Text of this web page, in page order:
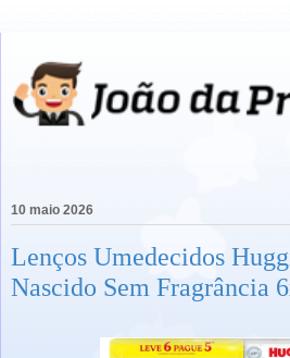
10 maio 2026
Lenços Umedecidos
Nascido Sem Fragrância